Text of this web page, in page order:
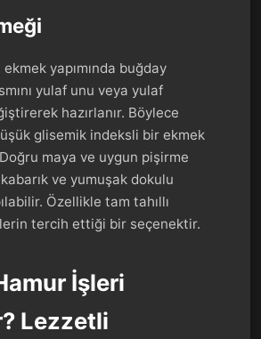
yapımında buğday
yulaf unu veya yulaf
hazırlanır. Böylece
glisemik indeksli bir ekmek
maya ve uygun pişirme
ve yumuşak dokulu
Özellikle tam tahıllı
tercih ettiği bir seçenektir.
İşleri
Lezzetli